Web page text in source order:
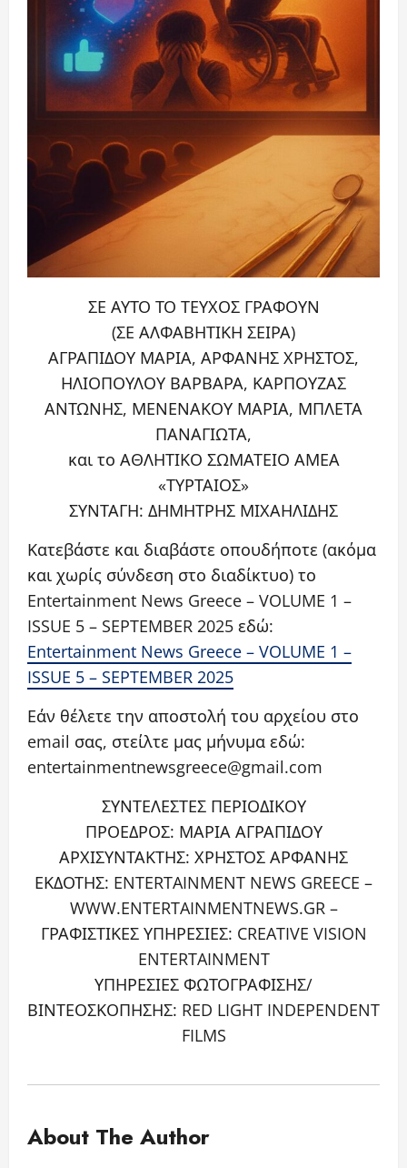
ΣΕ ΑΥΤΟ ΤΟ ΤΕΥΧΟΣ ΓΡΑΦΟΥΝ
(ΣΕ ΑΛΦΑΒΗΤΙΚΗ ΣΕΙΡΑ)
ΑΓΡΑΠΙΔΟΥ ΜΑΡΙΑ, ΑΡΦΑΝΗΣ ΧΡΗΣΤΟΣ,
ΗΛΙΟΠΟΥΛΟΥ ΒΑΡΒΑΡΑ, ΚΑΡΠΟΥΖΑΣ
ΑΝΤΩΝΗΣ, ΜΕΝΕΝΑΚΟΥ ΜΑΡΙΑ, ΜΠΛΕΤΑ
ΠΑΝΑΓΙΩΤΑ,
και το ΑΘΛΗΤΙΚΟ ΣΩΜΑΤΕΙΟ ΑΜΕΑ
«ΤΥΡΤΑΙΟΣ»
ΣΥΝΤΑΓΗ: ΔΗΜΗΤΡΗΣ ΜΙΧΑΗΛΙΔΗΣ
Κατεβάστε και διαβάστε οπουδήποτε (ακόμα
και χωρίς σύνδεση στο διαδίκτυο) το
Entertainment News Greece – VOLUME 1 –
ISSUE 5 – SEPTEMBER 2025 εδώ:
Entertainment News Greece – VOLUME 1 –
ISSUE 5 – SEPTEMBER 2025
Εάν θέλετε την αποστολή του αρχείου στο
email σας, στείλτε μας μήνυμα εδώ:
entertainmentnewsgreece@gmail.com
ΣΥΝΤΕΛΕΣΤΕΣ ΠΕΡΙΟΔΙΚΟΥ
ΠΡΟΕΔΡΟΣ: ΜΑΡΙΑ ΑΓΡΑΠΙΔΟΥ
ΑΡΧΙΣΥΝΤΑΚΤΗΣ: ΧΡΗΣΤΟΣ ΑΡΦΑΝΗΣ
ΕΚΔΟΤΗΣ: ENTERTAINMENT NEWS GREECE –
WWW.ENTERTAINMENTNEWS.GR –
ΓΡΑΦΙΣΤΙΚΕΣ ΥΠΗΡΕΣΙΕΣ: CREATIVE VISION
ENTERTAINMENT
ΥΠΗΡΕΣΙΕΣ ΦΩΤΟΓΡΑΦΙΣΗΣ/
ΒΙΝΤΕΟΣΚΟΠΗΣΗΣ: RED LIGHT INDEPENDENT
FILMS
About The Author